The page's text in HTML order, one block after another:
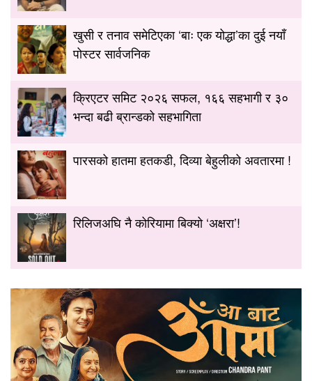
खुसी र तनाव समेटिएका ‘बाः एक योद्धा’का दुई नयाँ
पोस्टर सार्वजनिक
क्रिएटर समिट २०२६ सफल, १६६ सहभागी र ३०
भन्दा बढी ब्रान्डको सहभागिता
पारसको हातमा हतकडी, दिव्या बेहुलीको अवतारमा !
रिलिजअघि नै कोरियामा बिक्यो ‘अक्षरा’!